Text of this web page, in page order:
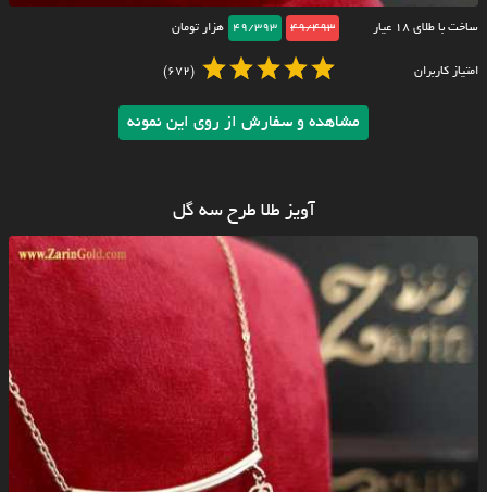
ساخت با طلای ۱۸ عیار 49/493
49/393 هزار تومان
امتیاز کاربران (672)
مشاهده و سفارش از روی این نمونه
آویز طلا طرح سه گل